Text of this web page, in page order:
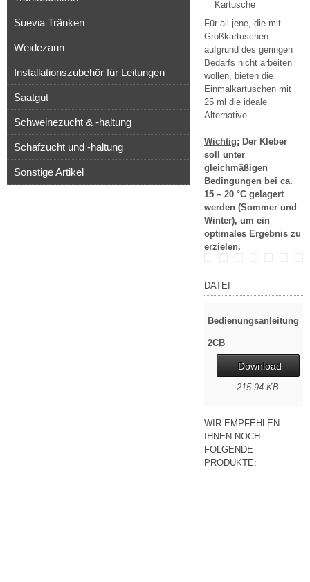
Kartusche
Für all jene, die mit
Großkartuschen
aufgrund des geringen
Bedarfs nicht arbeiten
wollen, bieten die
Einmalkartuschen mit
25 ml die ideale
Alternative.
Wichtig: Der Kleber
soll unter
gleichmäßigen
Bedingungen bei ca.
15 – 20 °C gelagert
werden (Sommer und
Winter), um ein
optimales Ergebnis zu
erzielen.
DATEI
Bedienungsanleitung
2CB
Download
215.94 KB
WIR EMPFEHLEN
IHNEN NOCH
FOLGENDE
PRODUKTE:
Suevia Tränken
Weidezaun
Installationszubehör für Leitungen
Saatgut
Schweinezucht & -haltung
Schafzucht und -haltung
Sonstige Artikel